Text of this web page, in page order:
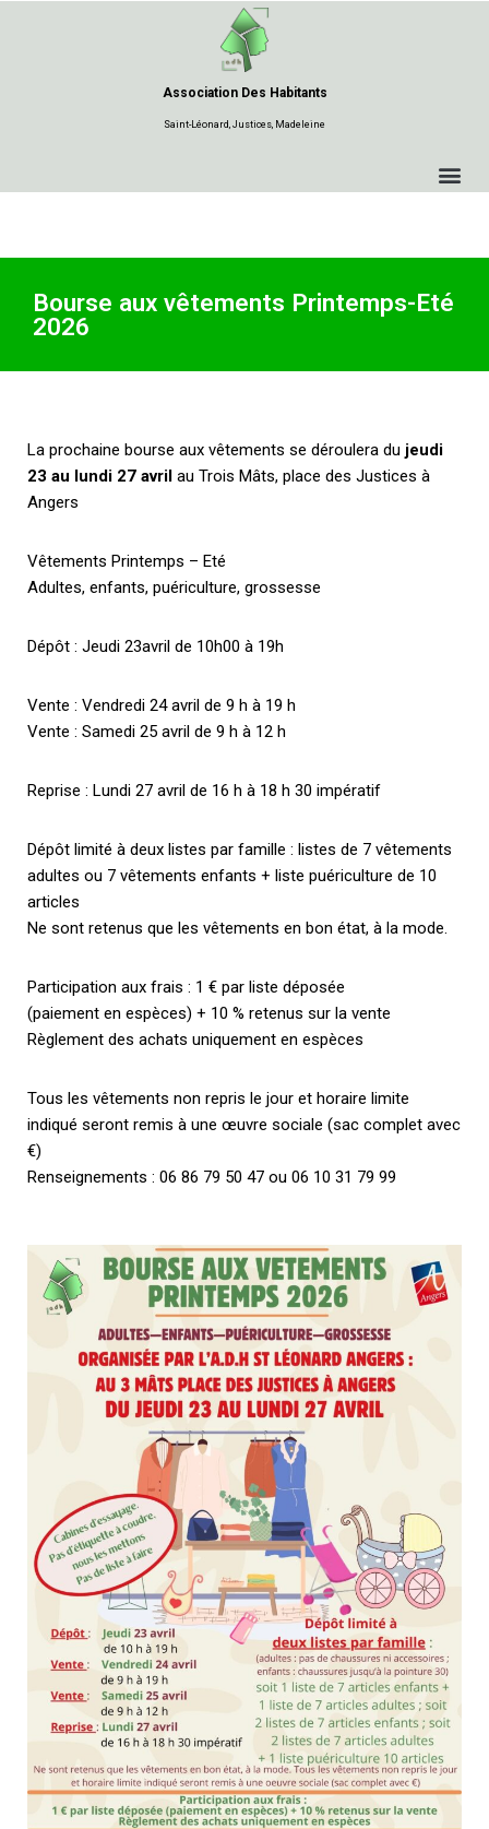
Association Des Habitants
Saint-Léonard, Justices, Madeleine
Bourse aux vêtements Printemps-Eté
2026
La prochaine bourse aux vêtements se déroulera du jeudi
23 au lundi 27 avril au Trois Mâts, place des Justices à
Angers
Vêtements Printemps – Eté
Adultes, enfants, puériculture, grossesse
Dépôt : Jeudi 23avril de 10h00 à 19h
Vente : Vendredi 24 avril de 9 h à 19 h
Vente : Samedi 25 avril de 9 h à 12 h
Reprise : Lundi 27 avril de 16 h à 18 h 30 impératif
Dépôt limité à deux listes par famille : listes de 7 vêtements
adultes ou 7 vêtements enfants + liste puériculture de 10
articles
Ne sont retenus que les vêtements en bon état, à la mode.
Participation aux frais : 1 € par liste déposée
(paiement en espèces) + 10 % retenus sur la vente
Règlement des achats uniquement en espèces
Tous les vêtements non repris le jour et horaire limite
indiqué seront remis à une œuvre sociale (sac complet avec
€)
Renseignements : 06 86 79 50 47 ou 06 10 31 79 99